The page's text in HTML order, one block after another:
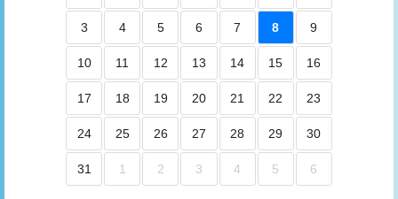
3 4 5 6 7 8 9
10 11 12 13 14 15 16
17 18 19 20 21 22 23
24 25 26 27 28 29 30
31 1 2 3 4 5 6